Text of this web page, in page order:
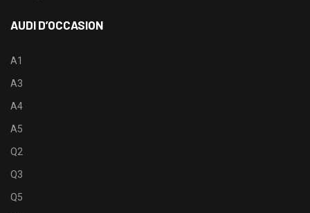
AUDI D’OCCASION
A1
A3
A4
A5
Q2
Q3
Q5